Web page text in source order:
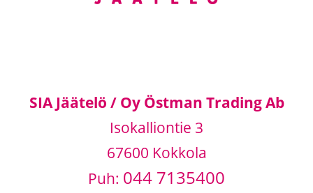
SIA Jäätelö / Oy Östman Trading Ab
Isokalliontie 3
67600 Kokkola
Puh: 044 7135400